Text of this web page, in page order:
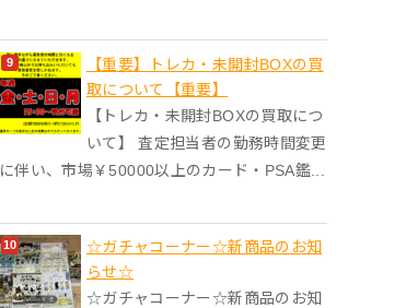
【重要】トレカ・未開封BOXの買
取について【重要】
【トレカ・未開封BOXの買取につ
いて】 査定担当者の勤務時間変更
に伴い、市場￥50000以上のカード・PSA鑑...
☆ガチャコーナー☆新商品のお知
らせ☆
☆ガチャコーナー☆新商品のお知